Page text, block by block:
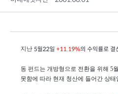
지난 5월22일 +11.19%의 수익률로 결
동 펀드는 개방형으로 전환을 위해 5
못함에 따라 현재 청산에 들어간 상태